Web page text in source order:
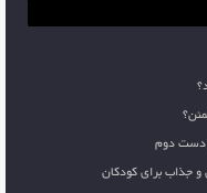
دست دوم
و جذاب برای کودکان